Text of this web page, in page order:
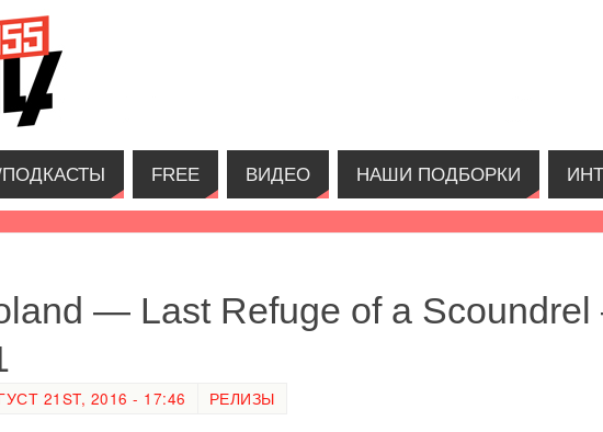
FREE ВИДЕО НАШИ ПОДБОРКИ
— Last Refuge of a
21ST, 2016 - 17:46 РЕЛИЗЫ